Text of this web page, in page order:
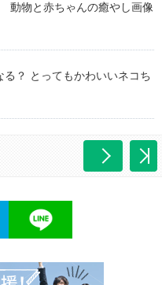
動物と赤ちゃんの癒やし画像
？ とってもかわいいネコち